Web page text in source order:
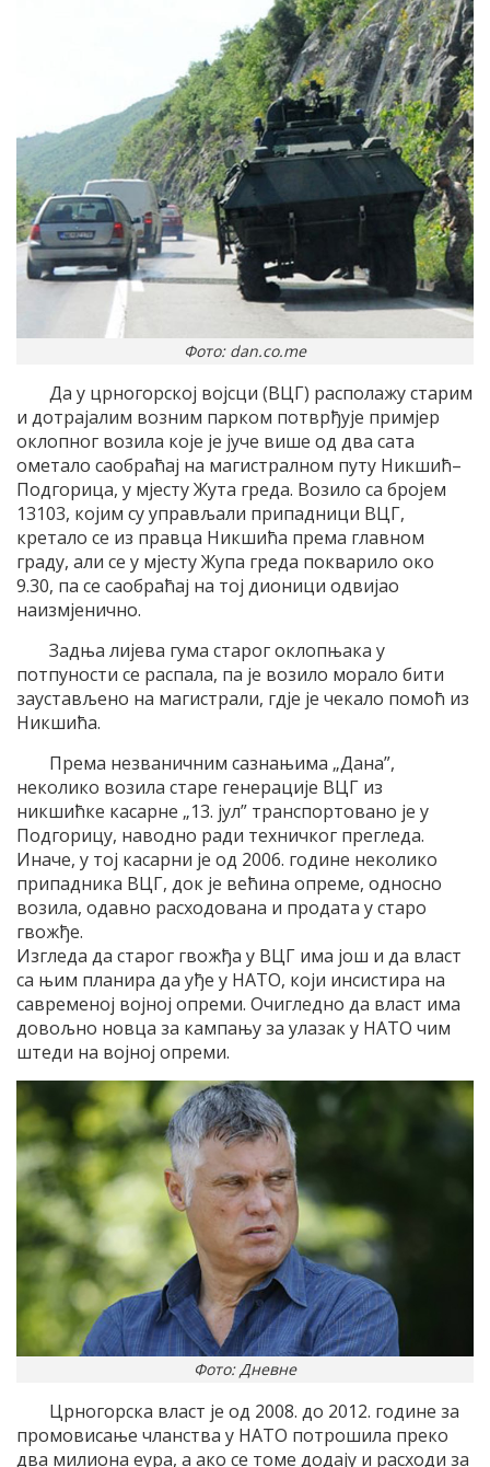
Фото: dan.co.me
Да у црногорској војсци (ВЦГ) располажу старим
и дотрајалим возним парком потврђује примјер
оклопног возила које је јуче више од два сата
ометало саобраћај на магистралном путу Никшић–
Подгорица, у мјесту Жута греда. Возило са бројем
13103, којим су управљали припадници ВЦГ,
кретало се из правца Никшића према главном
граду, али се у мјесту Жупа греда покварило око
9.30, па се саобраћај на тој дионици одвијао
наизмјенично.
Задња лијева гума старог оклопњака у
потпуности се распала, па је возило морало бити
заустављено на магистрали, гдје је чекало помоћ из
Никшића.
Према незваничним сазнањима „Дана”,
неколико возила старе генерације ВЦГ из
никшићке касарне „13. јул” транспортовано је у
Подгорицу, наводно ради техничког прегледа.
Иначе, у тој касарни је од 2006. године неколико
припадника ВЦГ, док је већина опреме, односно
возила, одавно расходована и продата у старо
гвожђе.
Изгледа да старог гвожђа у ВЦГ има још и да власт
са њим планира да уђе у НАТО, који инсистира на
савременој војној опреми. Очигледно да власт има
довољно новца за кампању за улазак у НАТО чим
штеди на војној опреми.
Фото: Дневне
Црногорска власт је од 2008. до 2012. године за
промовисање чланства у НАТО потрошила преко
два милиона еура, а ако се томе додају и расходи за